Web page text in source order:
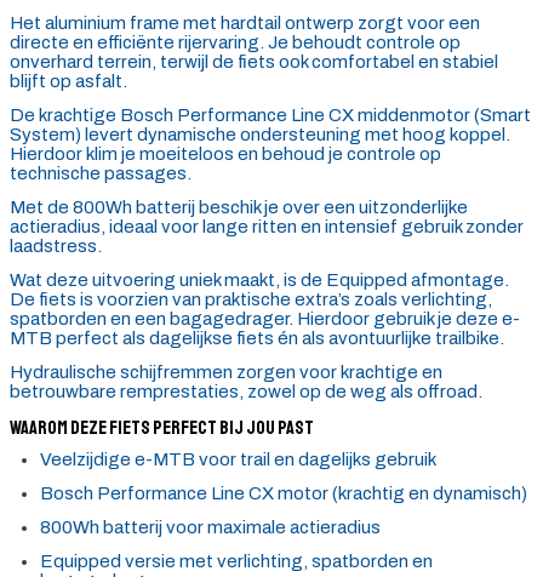
Het aluminium frame met hardtail ontwerp zorgt voor een
directe en efficiënte rijervaring. Je behoudt controle op
onverhard terrein, terwijl de fiets ook comfortabel en stabiel
blijft op asfalt.
De krachtige Bosch Performance Line CX middenmotor (Smart
System) levert dynamische ondersteuning met hoog koppel.
Hierdoor klim je moeiteloos en behoud je controle op
technische passages.
Met de 800Wh batterij beschik je over een uitzonderlijke
actieradius, ideaal voor lange ritten en intensief gebruik zonder
laadstress.
Wat deze uitvoering uniek maakt, is de Equipped afmontage.
De fiets is voorzien van praktische extra’s zoals verlichting,
spatborden en een bagagedrager. Hierdoor gebruik je deze e-
MTB perfect als dagelijkse fiets én als avontuurlijke trailbike.
Hydraulische schijfremmen zorgen voor krachtige en
betrouwbare remprestaties, zowel op de weg als offroad.
Waarom deze fiets perfect bij jou past
Veelzijdige e-MTB voor trail en dagelijks gebruik
Bosch Performance Line CX motor (krachtig en dynamisch)
800Wh batterij voor maximale actieradius
Equipped versie met verlichting, spatborden en